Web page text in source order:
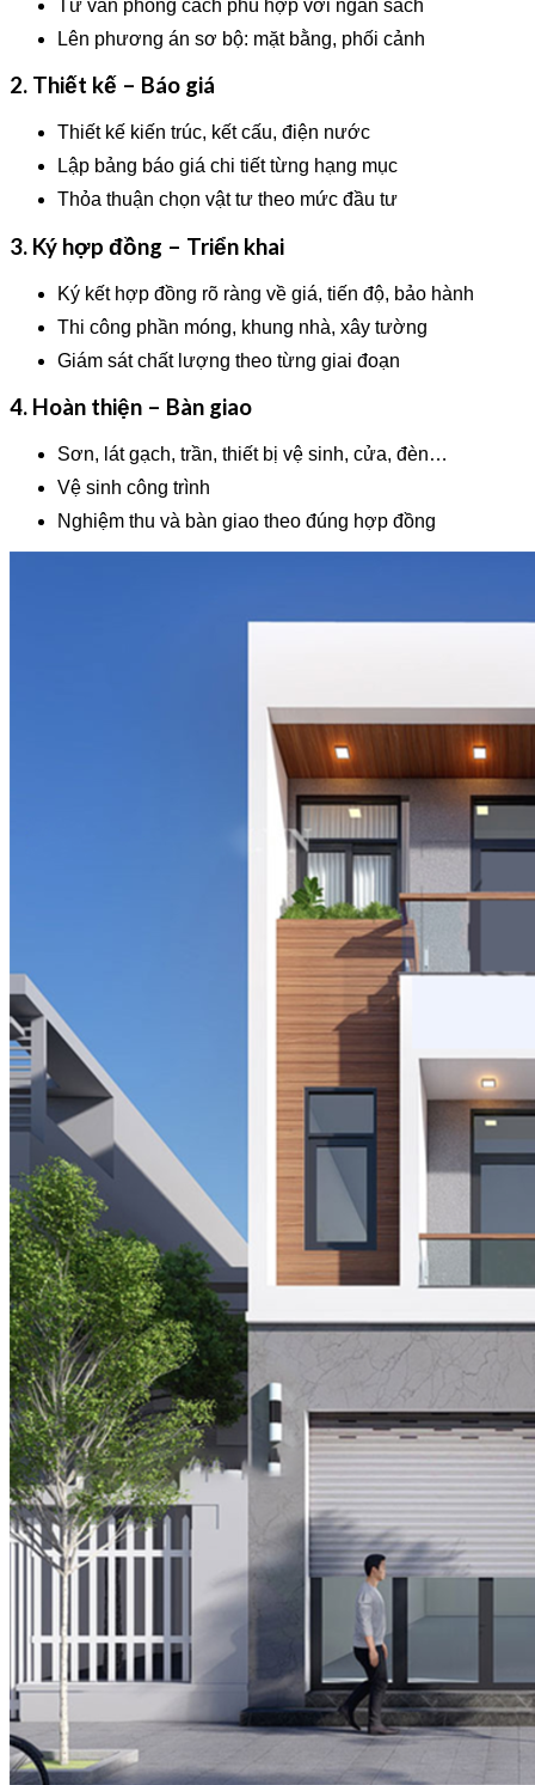
Tư vấn phong cách phù hợp với ngân sách
Lên phương án sơ bộ: mặt bằng, phối cảnh
2. Thiết kế – Báo giá
Thiết kế kiến trúc, kết cấu, điện nước
Lập bảng báo giá chi tiết từng hạng mục
Thỏa thuận chọn vật tư theo mức đầu tư
3. Ký hợp đồng – Triển khai
Ký kết hợp đồng rõ ràng về giá, tiến độ, bảo hành
Thi công phần móng, khung nhà, xây tường
Giám sát chất lượng theo từng giai đoạn
4. Hoàn thiện – Bàn giao
Sơn, lát gạch, trần, thiết bị vệ sinh, cửa, đèn…
Vệ sinh công trình
Nghiệm thu và bàn giao theo đúng hợp đồng